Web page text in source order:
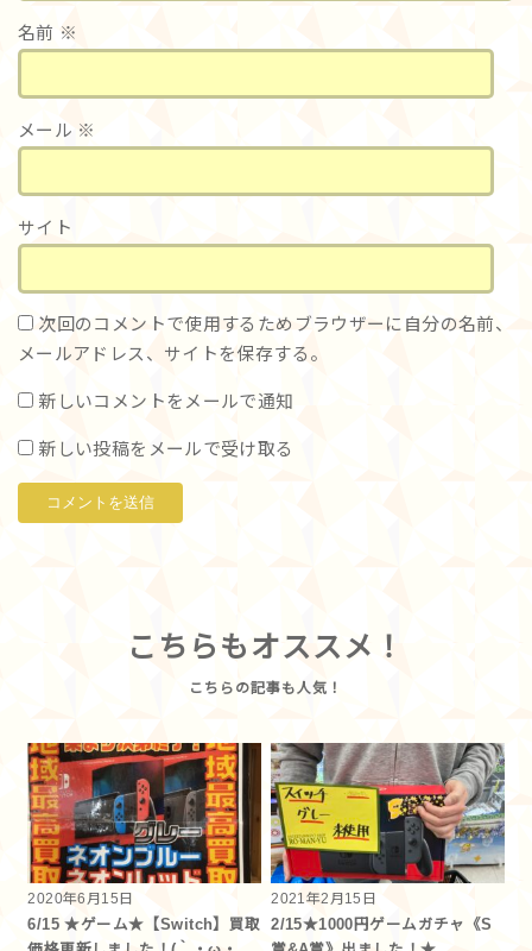
名前 ※
メール ※
サイト
次回のコメントで使用するためブラウザーに自分の名前、
メールアドレス、サイトを保存する。
新しいコメントをメールで通知
新しい投稿をメールで受け取る
こちらもオススメ！
2020年6月15日
6/15 ★ゲーム★【Switch】買取
2021年2月15日
2/15★1000円ゲームガチャ《S